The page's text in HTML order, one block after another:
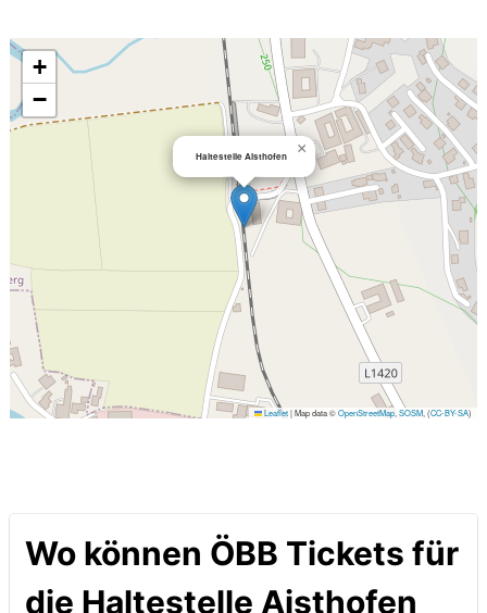
Haltestelle Aisthofen ×
+
−
Leaflet|Map data ©OpenStreetMap ,SOSM , (CC-BY-SA)
Wo können ÖBB Tickets für
die Haltestelle Aisthofen